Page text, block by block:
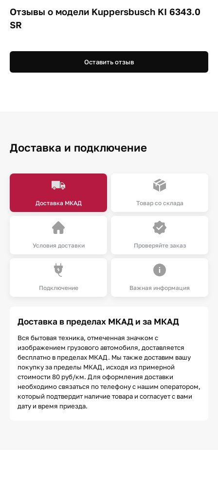
Отзывы о модели Kuppersbusch KI 6343.0
SR
Оставить отзыв
Доставка и подключение
Доставка МКАД Товар со склада
Условия доставки Проверяйте заказ
Подключение Важная информация
Доставка в пределах МКАД и за МКАД
Вся бытовая техника, отмеченная значком с
изображением грузового автомобиля, доставляется
бесплатно в пределах МКАД. Мы также доставим вашу
покупку за пределы МКАД, исходя из примерной
стоимости 80 руб/км. Для оформления доставки
необходимо связаться по телефону с нашим оператором,
который подтвердит наличие товара и согласует с вами
дату и время приезда.